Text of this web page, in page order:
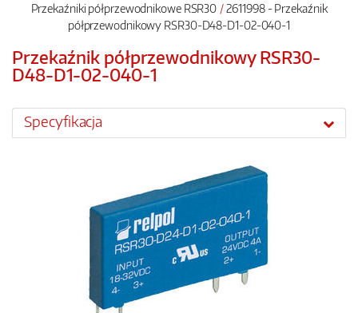
Przekaźniki półprzewodnikowe RSR30
2611998 - Przekaźnik
półprzewodnikowy RSR30-D48-D1-02-040-1
Przekaźnik półprzewodnikowy RSR30-
D48-D1-02-040-1
Specyfikacja